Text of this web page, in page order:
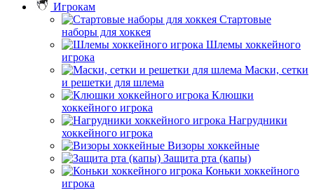
Игрокам
Стартовые
наборы для хоккея
Шлемы хоккейного
игрока
Маски, сетки
и решетки для шлема
Клюшки
хоккейного игрока
Нагрудники
хоккейного игрока
Визоры хоккейные
Защита рта (капы)
Коньки хоккейного
игрока